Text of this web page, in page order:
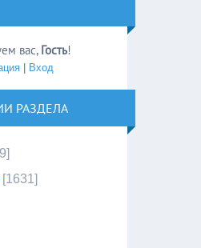
вас, Гость!
| Вход
РАЗДЕЛА
[1631]